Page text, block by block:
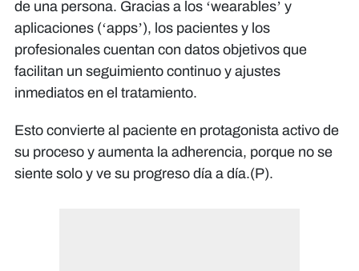
de una persona. Gracias a los ‘wearables’ y
aplicaciones (‘apps’), los pacientes y los
profesionales cuentan con datos objetivos que
facilitan un seguimiento continuo y ajustes
inmediatos en el tratamiento.
Esto convierte al paciente en protagonista activo de
su proceso y aumenta la adherencia, porque no se
siente solo y ve su progreso día a día.(P).